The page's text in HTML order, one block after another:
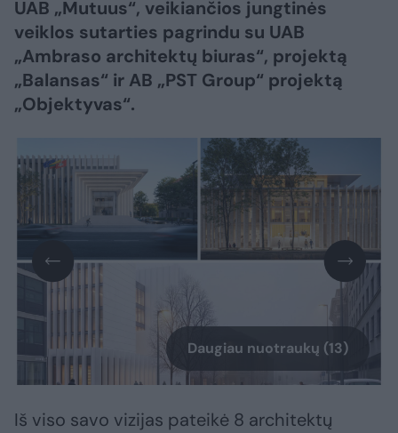
UAB „Mutuus“, veikiančios jungtinės
veiklos sutarties pagrindu su UAB
„Ambraso architektų biuras“, projektą
„Balansas“ ir AB „PST Group“ projektą
„Objektyvas“.
Daugiau nuotraukų (13)
Iš viso savo vizijas pateikė 8 architektų